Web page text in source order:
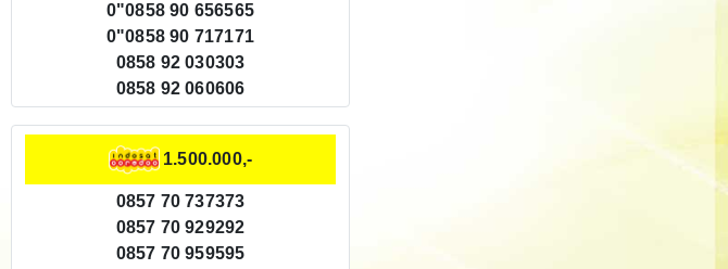
0"0858 90 656565
0"0858 90 717171
0858 92 030303
0858 92 060606
1.500.000,-
0857 70 737373
0857 70 929292
0857 70 959595